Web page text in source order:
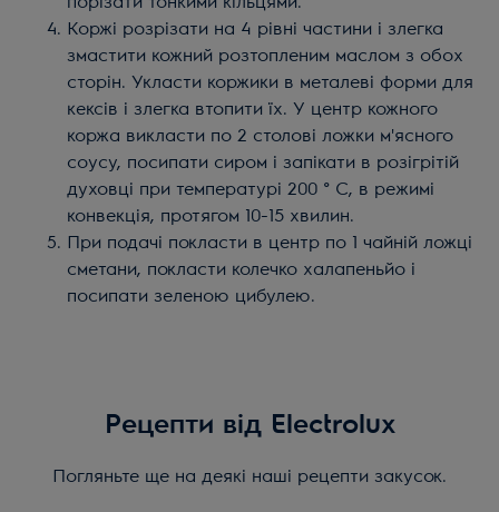
Коржі розрізати на 4 рівні частини і злегка
змастити кожний розтопленим маслом з обох
сторін. Укласти коржики в металеві форми для
кексів і злегка втопити їх. У центр кожного
коржа викласти по 2 столові ложки м'ясного
соусу, посипати сиром і запікати в розігрітій
духовці при температурі 200 ° С, в режимі
конвекція, протягом 10-15 хвилин.
При подачі покласти в центр по 1 чайній ложці
сметани, покласти колечко халапеньйо і
посипати зеленою цибулею.
Рецепти від Electrolux
Погляньте ще на деякі наші рецепти закусок.